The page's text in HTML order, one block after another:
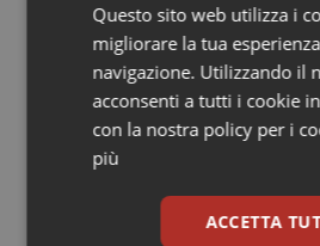
Valle D’Aosta
Veneto
Oncodermatologia
Oncoematologia
Oncologia & Nutrizione
Psoriasi & pelle
Ultime analisi e review
Gold
Cloud sanitario:
compliance, GDPR e
Questo sito web utilizza i
migliorare la tua
navigazione. Utilizzando il
acconsenti a tutti i cookie
con la nostra policy per i
più
ACCETTA